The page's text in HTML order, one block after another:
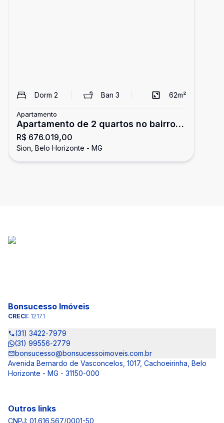
Dorm 2 Ban3 62m²
Apartamento
Apartamento de 2 quartos no bairro
Sion
R$ 676.019,00
Sion, Belo Horizonte - MG
Bonsucesso Imóveis
CRECI: 12171
(31) 3422-7979
(31) 99556-2779
bonsucesso@bonsucessoimoveis.com.br
Avenida Bernardo de Vasconcelos, 1017, Cachoeirinha, Belo
Horizonte - MG - 31150-000
Outros links
CNPJ: 01.616.567/0001-50